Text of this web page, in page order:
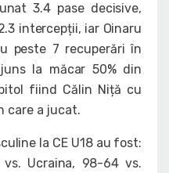
3.4 pase decisive,
intercepții, iar Oinaru
peste 7 recuperări în
la măcar 50% din
fiind Călin Niță cu
care a jucat.
la CE U18 au fost:
Ucraina, 98-64 vs.